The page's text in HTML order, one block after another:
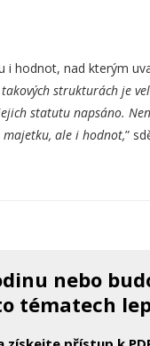
hodnot, nad kterým
takových strukturách je
statutu napsáno.
ale i hodnot,”
nebo
tématech